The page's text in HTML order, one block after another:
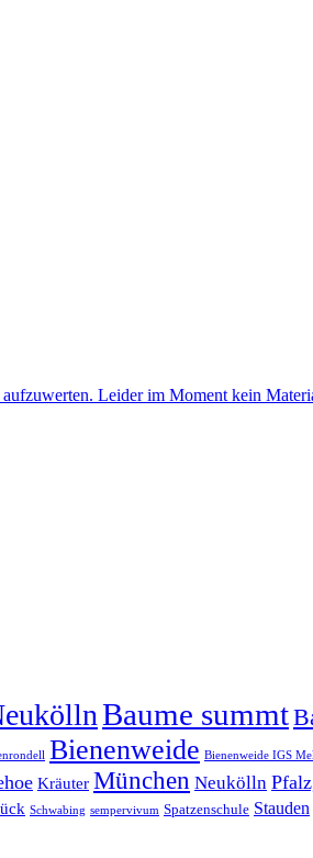
Leider im Moment kein
Baume summt
Bienenweide Bienenweide IGS
Kräuter München Neukölln
Schwabing sempervivum Spatzenschule Stauden